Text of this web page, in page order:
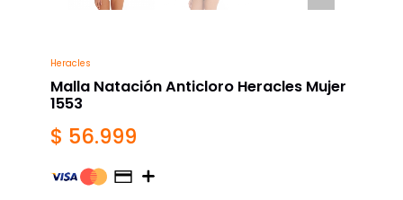
Heracles
Malla Natación Anticloro Heracles Mujer
1553
$ 56.999